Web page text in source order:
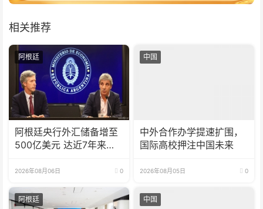
相关推荐
阿根廷
阿根廷央行外汇储备增至
500亿美元 达近7年来最
2026年08月06日 0
中国
中外合作办学提速扩围，
国际高校押注中国未来
2026年08月05日 0
阿根廷 中国